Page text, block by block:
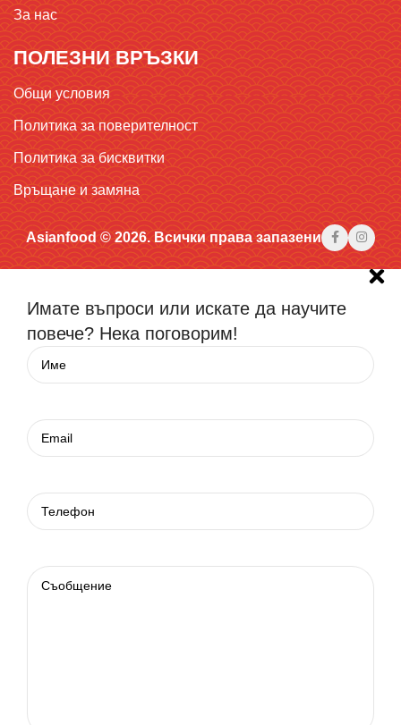
За нас
ПОЛЕЗНИ ВРЪЗКИ
Общи условия
Политика за поверителност
Политика за бисквитки
Връщане и замяна
Asianfood © 2026. Всички права запазени
Имате въпроси или искате да научите
повече? Нека поговорим!